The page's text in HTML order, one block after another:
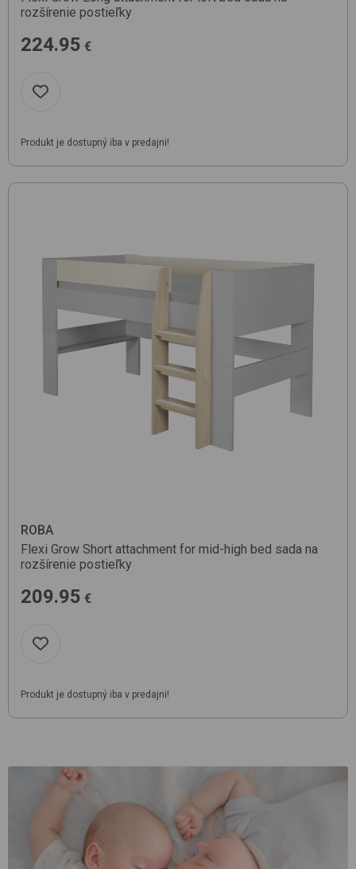
rozšírenie postieľky
224.95 €
Produkt je dostupný iba v predajni!
ROBA
Flexi Grow Short attachment for mid-high bed sada na
rozšírenie postieľky
209.95 €
Produkt je dostupný iba v predajni!